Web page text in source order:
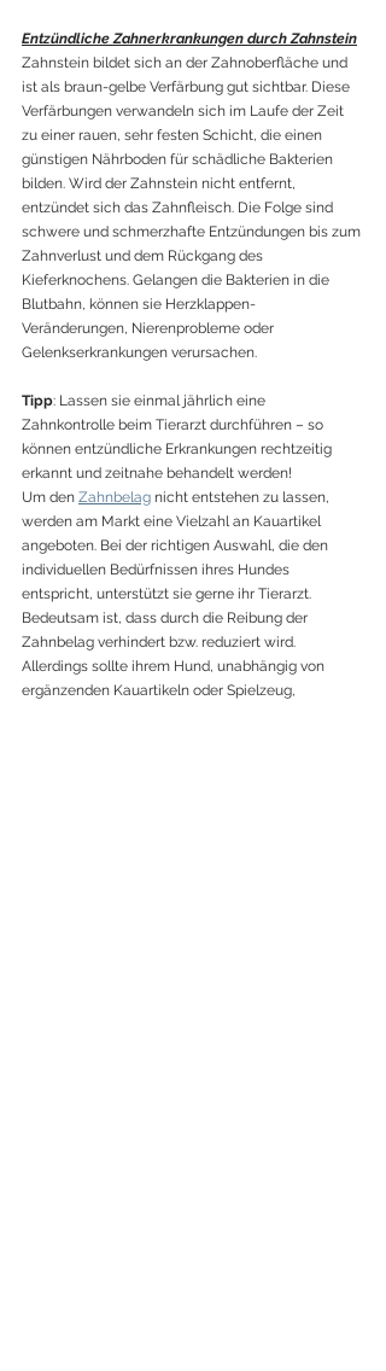
Entzündliche Zahnerkrankungen durch Zahnstein
Zahnstein bildet sich an der Zahnoberfläche und
ist als braun-gelbe Verfärbung gut sichtbar. Diese
Verfärbungen verwandeln sich im Laufe der Zeit
zu einer rauen, sehr festen Schicht, die einen
günstigen Nährboden für schädliche Bakterien
bilden. Wird der Zahnstein nicht entfernt,
entzündet sich das Zahnfleisch. Die Folge sind
schwere und schmerzhafte Entzündungen bis zum
Zahnverlust und dem Rückgang des
Kieferknochens. Gelangen die Bakterien in die
Blutbahn, können sie Herzklappen-
Veränderungen, Nierenprobleme oder
Gelenkserkrankungen verursachen.
Tipp: Lassen sie einmal jährlich eine
Zahnkontrolle beim Tierarzt durchführen – so
können entzündliche Erkrankungen rechtzeitig
erkannt und zeitnahe behandelt werden!
Um den Zahnbelag nicht entstehen zu lassen,
werden am Markt eine Vielzahl an Kauartikel
angeboten. Bei der richtigen Auswahl, die den
individuellen Bedürfnissen ihres Hundes
entspricht, unterstützt sie gerne ihr Tierarzt.
Bedeutsam ist, dass durch die Reibung der
Zahnbelag verhindert bzw. reduziert wird.
Allerdings sollte ihrem Hund, unabhängig von
ergänzenden Kauartikeln oder Spielzeug,